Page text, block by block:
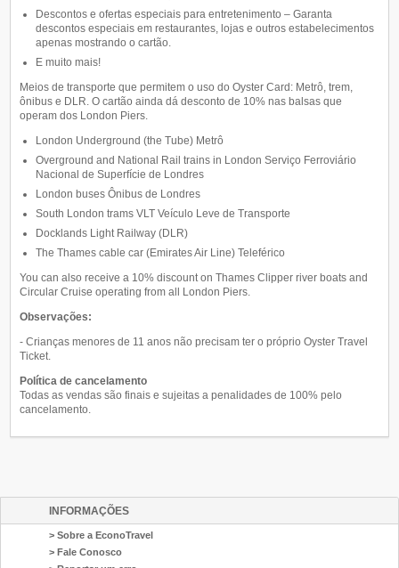
Descontos e ofertas especiais para entretenimento – Garanta
descontos especiais em restaurantes, lojas e outros estabelecimentos
apenas mostrando o cartão.
E muito mais!
Meios de transporte que permitem o uso do Oyster Card: Metrô, trem,
ônibus e DLR. O cartão ainda dá desconto de 10% nas balsas que
operam dos London Piers.
London Underground (the Tube) Metrô
Overground and National Rail trains in London Serviço Ferroviário
Nacional de Superfície de Londres
London buses Ônibus de Londres
South London trams VLT Veículo Leve de Transporte
Docklands Light Railway (DLR)
The Thames cable car (Emirates Air Line) Teleférico
You can also receive a 10% discount on Thames Clipper river boats and
Circular Cruise operating from all London Piers.
Observações:
- Crianças menores de 11 anos não precisam ter o próprio Oyster Travel
Ticket.
Política de cancelamento
Todas as vendas são finais e sujeitas a penalidades de 100% pelo
cancelamento.
INFORMAÇÕES
> Sobre a EconoTravel
> Fale Conosco